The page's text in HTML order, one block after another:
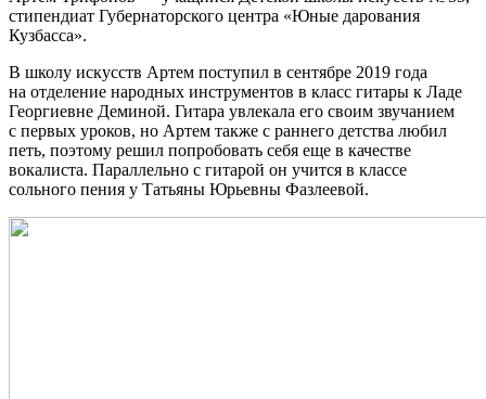
стипендиат Губернаторского центра «Юные дарования
Кузбасса».
В школу искусств Артем поступил в сентябре 2019 года
на отделение народных инструментов в класс гитары к Ладе
Георгиевне Деминой. Гитара увлекала его своим звучанием
с первых уроков, но Артем также с раннего детства любил
петь, поэтому решил попробовать себя еще в качестве
вокалиста. Параллельно с гитарой он учится в классе
сольного пения у Татьяны Юрьевны Фазлеевой.